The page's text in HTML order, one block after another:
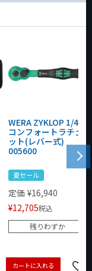
WERA ZYKLOP 1/4"
コンフォートラチェ
ット(レバー式)
005600
夏セール
定価 ¥16,940
¥12,705税込
残りわずか
カートに入れる